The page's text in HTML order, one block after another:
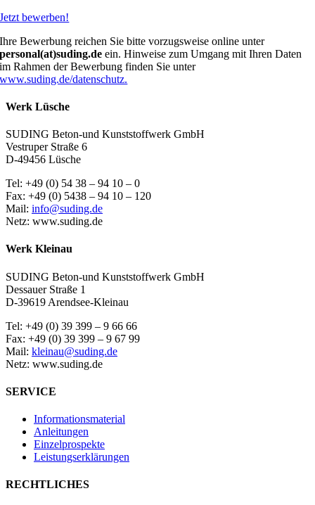
Jetzt bewerben!
Ihre Bewerbung reichen Sie bitte vorzugsweise online unter
personal(at)suding.de ein. Hinweise zum Umgang mit Ihren Daten
im Rahmen der Bewerbung finden Sie unter
www.suding.de/datenschutz.
Werk Lüsche
SUDING Beton-und Kunststoffwerk GmbH
Vestruper Straße 6
D-49456 Lüsche
Tel: +49 (0) 54 38 – 94 10 – 0
Fax: +49 (0) 5438 – 94 10 – 120
Mail: info@suding.de
Netz: www.suding.de
Werk Kleinau
SUDING Beton-und Kunststoffwerk GmbH
Dessauer Straße 1
D-39619 Arendsee-Kleinau
Tel: +49 (0) 39 399 – 9 66 66
Fax: +49 (0) 39 399 – 9 67 99
Mail: kleinau@suding.de
Netz: www.suding.de
SERVICE
Informationsmaterial
Anleitungen
Einzelprospekte
Leistungserklärungen
RECHTLICHES